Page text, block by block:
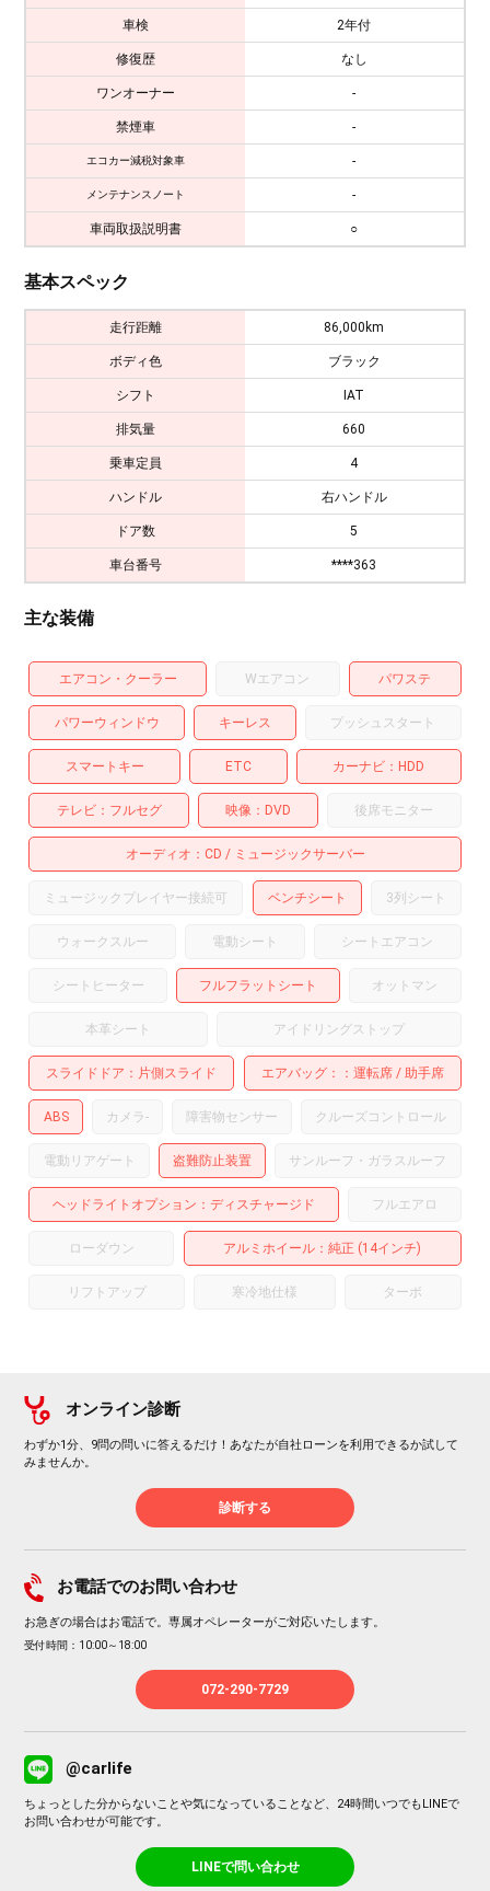
車検 2年付
修復歴 なし
ワンオーナー -
禁煙車 -
エコカー減税対象車 -
メンテナンスノート -
車両取扱説明書 ○
基本スペック
走行距離 86,000km
ボディ色 ブラック
シフト IAT
排気量 660
乗車定員 4
ハンドル 右ハンドル
ドア数 5
車台番号 ****363
主な装備
エアコン・クーラー Wエアコン パワステ
パワーウィンドウ キーレス プッシュスタート
スマートキー ETC カーナビ HDD
テレビ フルセグ 映像 DVD 後席モニター
オーディオ CD ミュージックサーバー
ミュージックプレイヤー接続可 ベンチシート 3列シート
ウォークスルー 電動シート シートエアコン
シートヒーター フルフラットシート オットマン
本革シート アイドリングストップ
スライドドア 片側スライド エアバッグ： 運転席 助手席
ABS カメラ- 障害物センサー クルーズコントロール
電動リアゲート 盗難防止装置 サンルーフ・ガラスルーフ
ヘッドライトオプション ディスチャージド フルエアロ
ローダウン アルミホイール ：純正 (14インチ)
リフトアップ 寒冷地仕様 ターボ
オンライン診断
わずか1分、9問の問いに答えるだけ！あなたが自社ローンを利用できるか試して
みませんか。
診断する
お電話でのお問い合わせ
お急ぎの場合はお電話で。専属オペレーターがご対応いたします。
受付時間：10:00～18:00
072-290-7729
@carlife
ちょっとした分からないことや気になっていることなど、24時間いつでもLINEで
お問い合わせが可能です。
LINEで問い合わせ